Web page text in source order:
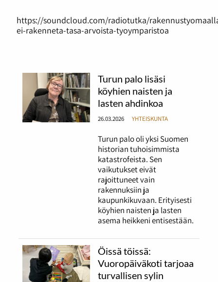
https://soundcloud.com/radiotutka/
ei-rakenneta-tasa-arvoista-tyoymparistoa
Turun palo lisäsi
köyhien naisten ja
lasten ahdinkoa
26.03.2026 YHTEISKUNTA
Turun palo oli yksi Suomen
historian tuhoisimmista
katastrofeista. Sen
vaikutukset eivät
rajoittuneet vain
rakennuksiin ja
kaupunkikuvaan. Erityisesti
köyhien naisten ja lasten
asema heikkeni entisestään.
Öissä töissä:
Vuoropäiväkoti tarjoaa
turvallisen sylin